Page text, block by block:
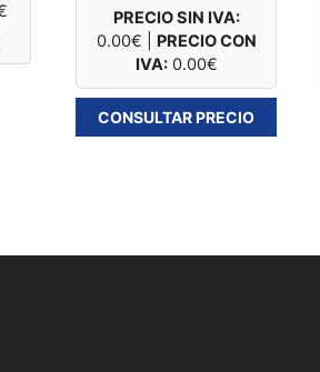
PRECIO SIN IVA:
0.00€
PRECIO CON
IVA: 0.00€
CONSULTAR PRECIO